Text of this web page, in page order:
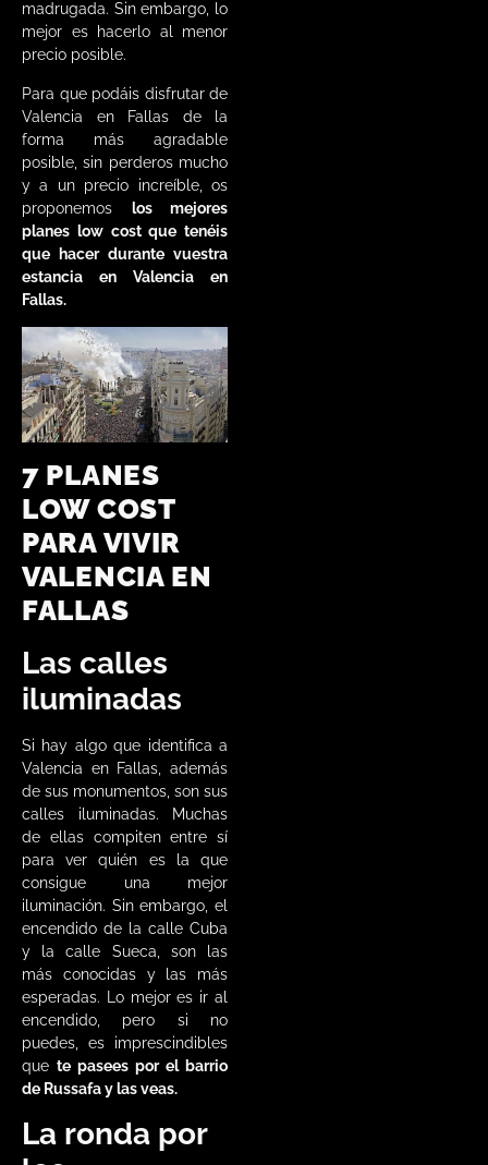
madrugada. Sin embargo, lo
mejor es hacerlo al menor
precio posible.
Para que podáis disfrutar de
Valencia en Fallas de la
forma más agradable
posible, sin perderos mucho
y a un precio increíble, os
proponemos los mejores
planes low cost que tenéis
que hacer durante vuestra
estancia en Valencia en
Fallas.
7 PLANES
LOW COST
PARA VIVIR
VALENCIA EN
FALLAS
Las calles
iluminadas
Si hay algo que identifica a
Valencia en Fallas, además
de sus monumentos, son sus
calles iluminadas. Muchas
de ellas compiten entre sí
para ver quién es la que
consigue una mejor
iluminación. Sin embargo, el
encendido de la calle Cuba
y la calle Sueca, son las
más conocidas y las más
esperadas. Lo mejor es ir al
encendido, pero si no
puedes, es imprescindibles
quete pasees por el barrio
de Russafa y las veas.
La ronda por